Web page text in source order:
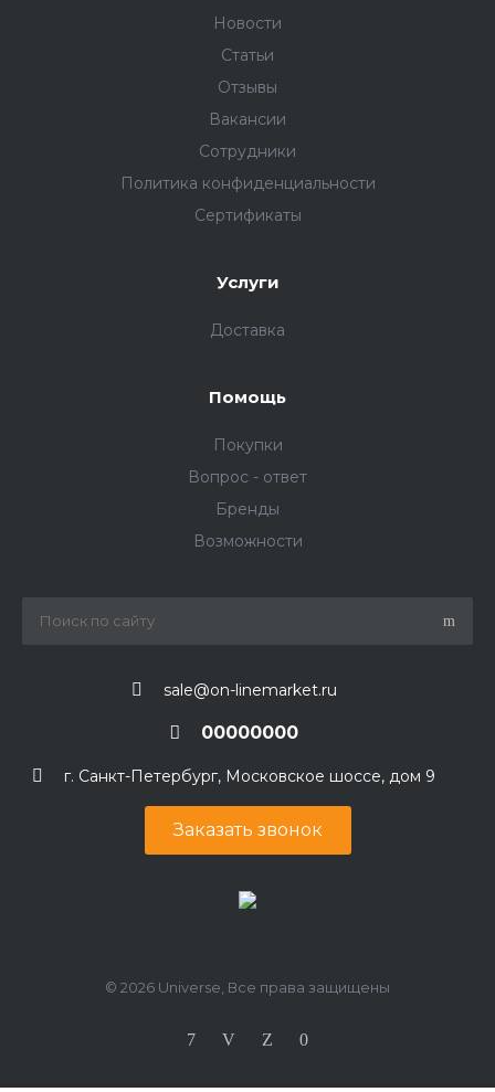
Новости
Статьи
Отзывы
Вакансии
Сотрудники
Политика конфиденциальности
Сертификаты
Услуги
Доставка
Помощь
Покупки
Вопрос - ответ
Бренды
Возможности
sale@on-linemarket.ru
00000000
г. Санкт-Петербург, Московское шоссе, дом 9
Заказать звонок
© 2026 Universe, Все права защищены